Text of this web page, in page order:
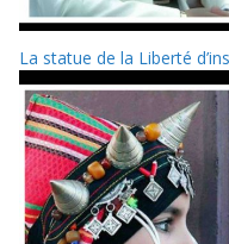
La statue de la Liberté